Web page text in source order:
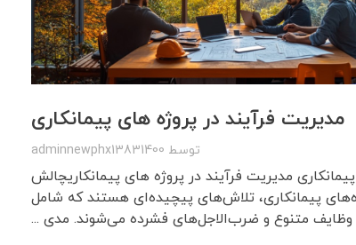
مدیریت فرآیند در پروژه های پیمانکاری
توسط adminnewphx13831400
مدیریت فرآیند در پروژه های پیمانکاریچالش
پیمانکاری، تلاش‌های پیچیده‌ای هستند که شامل
وظایف متنوع و ضرب‌الاجل‌های فشرده می‌شوند. مدی ...